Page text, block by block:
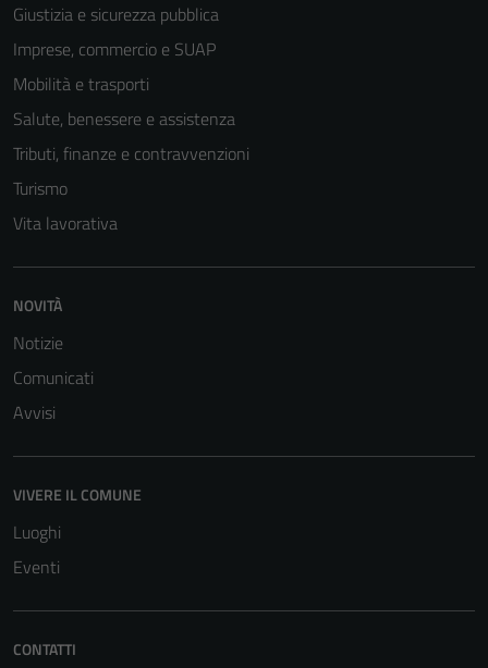
Giustizia e sicurezza pubblica
Imprese, commercio e SUAP
Mobilità e trasporti
Salute, benessere e assistenza
Tributi, finanze e contravvenzioni
Turismo
Vita lavorativa
NOVITÀ
Notizie
Comunicati
Avvisi
VIVERE IL COMUNE
Luoghi
Eventi
CONTATTI